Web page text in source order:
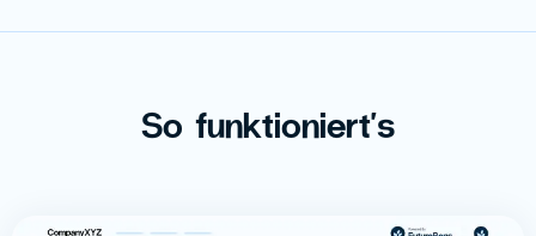
So funktioniert's